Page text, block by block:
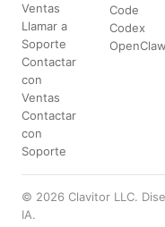
Ventas
Llamar a
Soporte
Contactar
con
Ventas
Contactar
con
Soporte
Code
Codex
OpenClaw
© 2026 Clavitor LLC.
IA.